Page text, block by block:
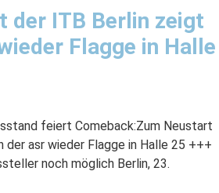
der ITB Berlin zeigt
Flagge in Halle
feiert Comeback:Zum Neustart
der asr wieder Flagge in Halle 25 +++
noch möglich Berlin, 23.